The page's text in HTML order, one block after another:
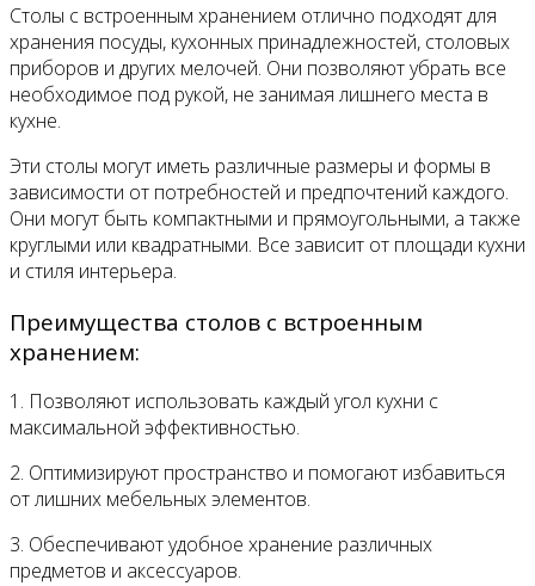
Столы с встроенным хранением отлично подходят для
хранения посуды, кухонных принадлежностей, столовых
приборов и других мелочей. Они позволяют убрать все
необходимое под рукой, не занимая лишнего места в
кухне.
Эти столы могут иметь различные размеры и формы в
зависимости от потребностей и предпочтений каждого.
Они могут быть компактными и прямоугольными, а также
круглыми или квадратными. Все зависит от площади кухни
и стиля интерьера.
Преимущества столов с встроенным
хранением:
1. Позволяют использовать каждый угол кухни с
максимальной эффективностью.
2. Оптимизируют пространство и помогают избавиться
от лишних мебельных элементов.
3. Обеспечивают удобное хранение различных
предметов и аксессуаров.